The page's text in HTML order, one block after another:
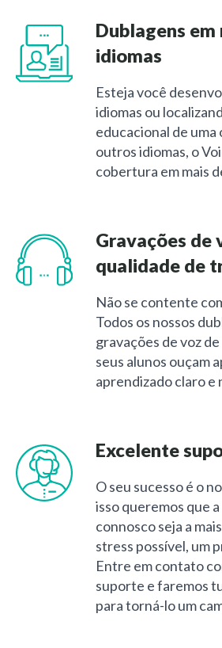
Dublagens em
idiomas
Esteja você
idiomas ou
educacional de uma
outros idiomas, o
cobertura em mais
Gravações de
qualidade de
Não se contente
Todos os nossos
gravações de voz
seus alunos ouçam
aprendizado claro e
Excelente
O seu sucesso é o
isso queremos que
connosco seja a
stress possível, um
Entre em contato
suporte e faremos
para torná-lo um